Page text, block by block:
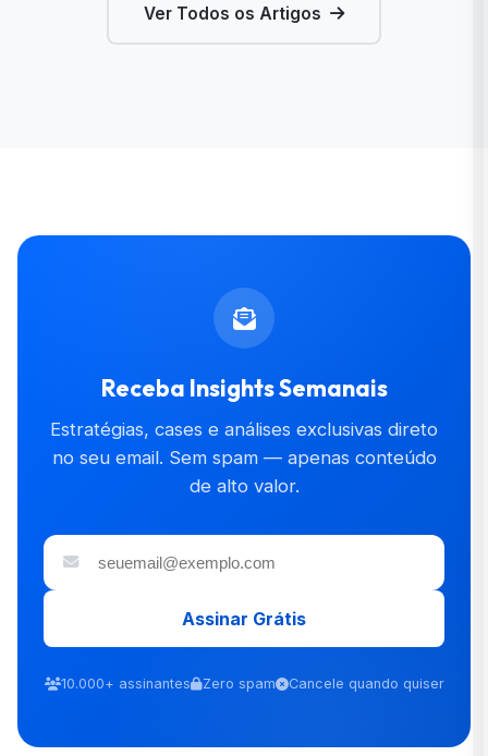
Ver Todos os Artigos
Receba Insights Semanais
Estratégias, cases e análises exclusivas direto
no seu email. Sem spam — apenas conteúdo
de alto valor.
Assinar Grátis
10.000+ assinantes Zero spam Cancele quando quiser